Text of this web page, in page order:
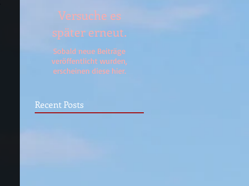
Versuche es
später erneut.
Sobald neue Beiträge
veröffentlicht wurden,
erscheinen diese hier.
Recent Posts